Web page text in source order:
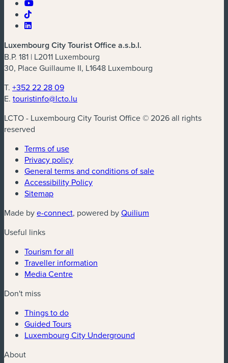
Luxembourg City Tourist Office a.s.b.l.
B.P. 181 | L2011 Luxembourg
30, Place Guillaume II, L1648 Luxembourg
T. +352 22 28 09
E. touristinfo@lcto.lu
LCTO - Luxembourg City Tourist Office © 2026 all rights
reserved
Terms of use
Privacy policy
General terms and conditions of sale
Accessibility Policy
Sitemap
Made bye-connect(new window)
, powered byQuilium
Useful links
Tourism for all
Traveller information
Media Centre
Don't miss
Things to do
Guided Tours
Luxembourg City Underground
About